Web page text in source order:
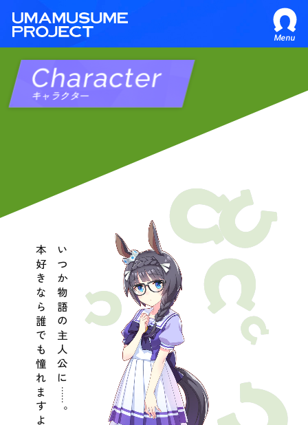
Menu
Character
キャラクター
いつか物語の主人公に
……
。
本好きなら誰でも憧れますよね